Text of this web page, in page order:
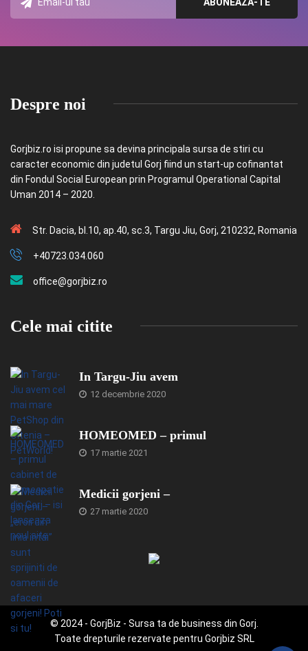
Despre noi
Gorjbiz.ro isi propune sa devina principala sursa de stiri cu
caracter economic din judetul Gorj fiind un start-up cofinantat
din Fondul Social European prin Programul Operational Capital
Uman 2014 – 2020.
Str. Dacia, bl.10, ap.40, sc.3, Targu Jiu, Gorj, 210232, Romania
+40723.034.060
office@gorjbiz.ro
Cele mai citite
In Targu-Jiu avem
12 decembrie 2020
HOMEOMED – primul
17 martie 2021
Medicii gorjeni –
27 martie 2020
© 2024 - GorjBiz - Sursa ta de business din Gorj.
Toate drepturile rezervate pentru Gorjbiz SRL